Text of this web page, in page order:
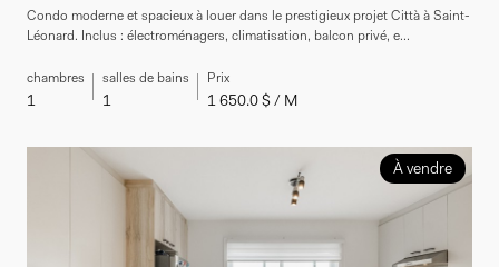
Condo moderne et spacieux à louer dans le prestigieux projet Città à Saint-
Léonard. Inclus : électroménagers, climatisation, balcon privé, e...
chambres
1
salles de bains
1
Prix
1 650.0 $ / M
À vendre